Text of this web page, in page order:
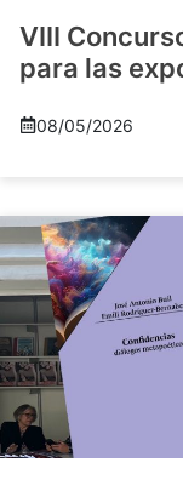
VIII
para las
08/05/2026